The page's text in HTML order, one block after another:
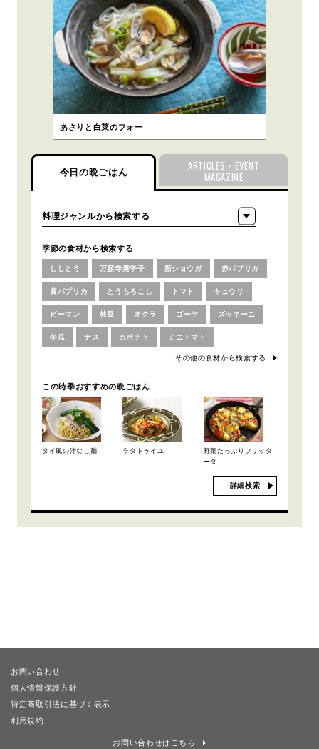
あさりと白菜のフォー
今日の晩ごはん
ARTICLES・EVENT
MAGAZINE
季節の食材から検索する
ししとう 万願寺唐辛子 新ショウガ 赤パプリカ
黄パプリカ とうもろこし トマト キュウリ
ピーマン 枝豆 オクラ ゴーヤ ズッキーニ
冬瓜 ナス カボチャ ミニトマト
その他の食材から検索する
この時季おすすめの晩ごはん
タイ風の汁なし麺 ラタトゥイユ
野菜たっぷりフリッタ
ータ
詳細検索
お問い合わせ
個人情報保護方針
特定商取引法に基づく表示
利用規約
お問い合わせはこちら